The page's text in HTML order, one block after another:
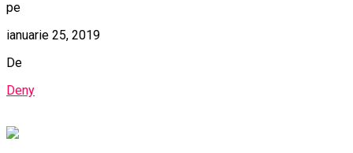
pe
ianuarie 25, 2019
De
Deny